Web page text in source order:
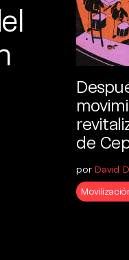
de
porDavid